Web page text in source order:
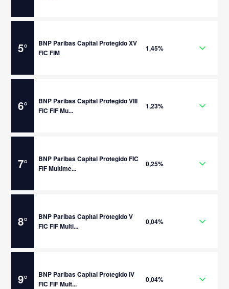
5°
BNP Paribas Capital Protegido XV
FIC FIM
1,45%
6°
BNP Paribas Capital Protegido VIII
FIC FIF Mu...
1,23%
7°
BNP Paribas Capital Protegido FIC
FIF Multime...
0,25%
8°
BNP Paribas Capital Protegido V
FIC FIF Multi...
0,04%
9°
BNP Paribas Capital Protegido IV
FIC FIF Mult...
0,04%